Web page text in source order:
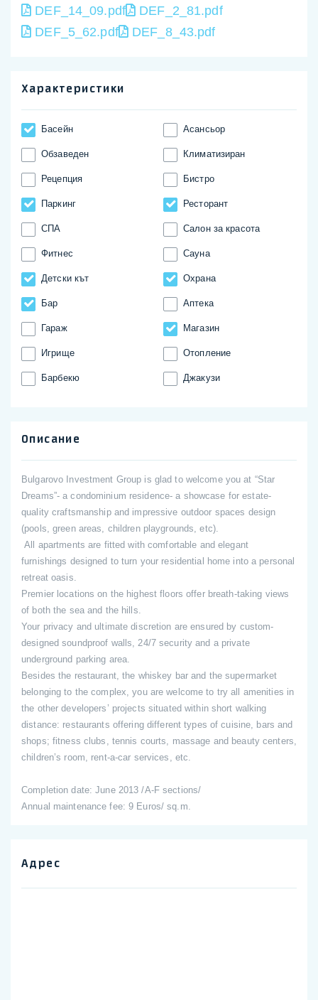
DEF_14_09.pdf
DEF_2_81.pdf
DEF_5_62.pdf
DEF_8_43.pdf
Характеристики
Басейн Асансьор
Обзаведен Климатизиран
Рецепция Бистро
Паркинг Ресторант
СПА Салон за красота
Фитнес Сауна
Детски кът Охрана
Бар Аптека
Гараж Магазин
Игрище Отопление
Барбекю Джакузи
Описание
Bulgarovo Investment Group is glad to welcome you at “Star
Dreams”- a condominium residence- a showcase for estate-
quality craftsmanship and impressive outdoor spaces design
(pools, green areas, children playgrounds, etc).
All apartments are fitted with comfortable and elegant
furnishings designed to turn your residential home into a personal
retreat oasis.
Premier locations on the highest floors offer breath-taking views
of both the sea and the hills.
Your privacy and ultimate discretion are ensured by custom-
designed soundproof walls, 24/7 security and a private
underground parking area.
Besides the restaurant, the whiskey bar and the supermarket
belonging to the complex, you are welcome to try all amenities in
the other developers’ projects situated within short walking
distance: restaurants offering different types of cuisine, bars and
shops; fitness clubs, tennis courts, massage and beauty centers,
children’s room, rent-a-car services, etc.
Completion date: June 2013 /A-F sections/
Annual maintenance fee: 9 Euros/ sq.m.
Адрес